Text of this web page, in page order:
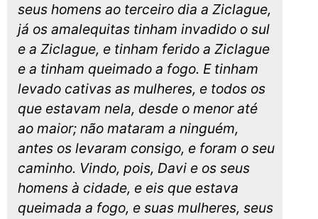
seus homens ao terceiro dia a Ziclague,
já os amalequitas tinham invadido o sul
e a Ziclague, e tinham ferido a Ziclague
e a tinham queimado a fogo. E tinham
levado cativas as mulheres, e todos os
que estavam nela, desde o menor até
ao maior; não mataram a ninguém,
antes os levaram consigo, e foram o seu
caminho. Vindo, pois, Davi e os seus
homens à cidade, e eis que estava
queimada a fogo, e suas mulheres, seus